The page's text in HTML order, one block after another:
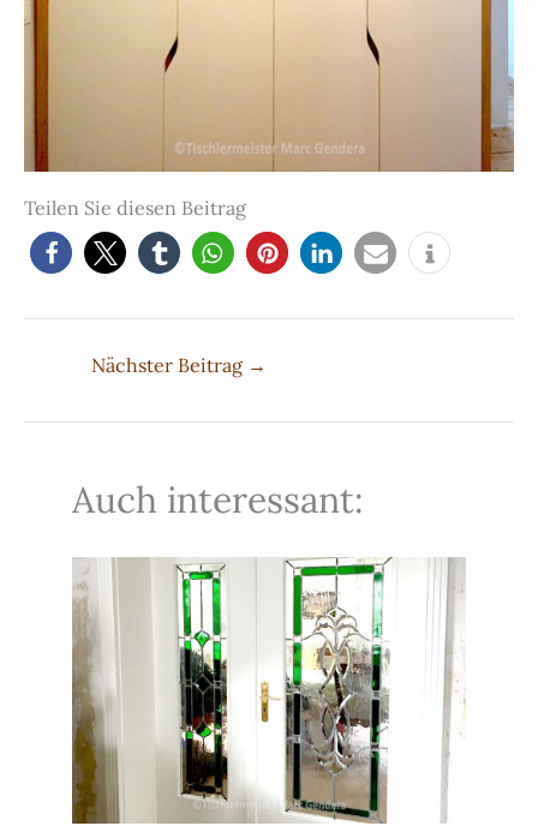
Teilen Sie diesen Beitrag
Nächster Beitrag →
Auch interessant: